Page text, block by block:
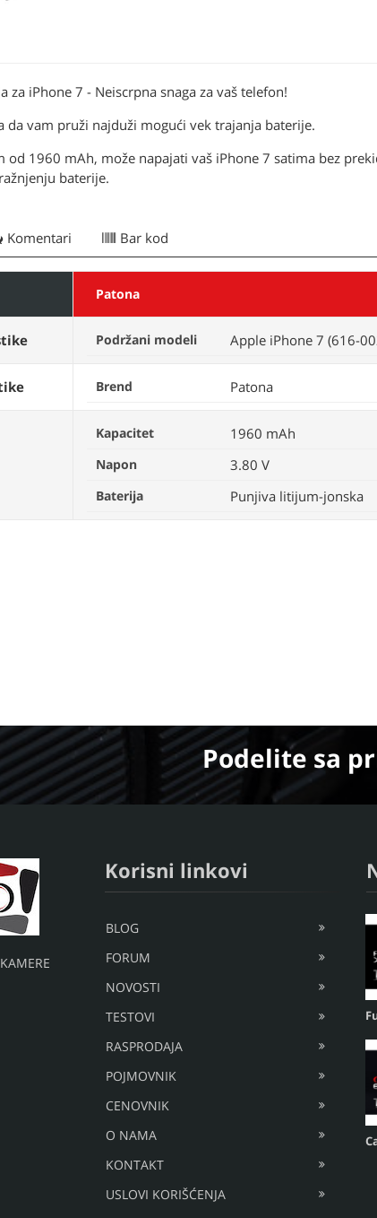
za iPhone 7 - Neiscrpna snaga za vaš telefon!
da vam pruži najduži mogući vek trajanja baterije.
od 1960 mAh, može napajati vaš iPhone 7 satima bez
baterije.
Komentari Bar kod
Patona
Podržani modeli Apple iPhone 7 (616-
Brend Patona
Kapacitet 1960 mAh
Napon 3.80 V
Baterija Punjiva litijum-jonska
Podelite sa
Korisni linkovi
BLOG
FORUM
NOVOSTI
TESTOVI
RASPRODAJA
POJMOVNIK
CENOVNIK
O NAMA
KONTAKT
USLOVI KORIŠĆENJA